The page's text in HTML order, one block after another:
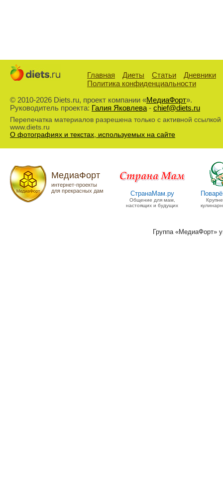
Главная Диеты Статьи
Дневники
Политика конфиденциальности
© 2010-2026 Diets.ru, проект компании «МедиаФорт».
Руководитель проекта: Галия Яковлева- chief@diets.ru
Перепечатка материалов разрешена только с активной ссылкой
www.diets.ru
О фотографиях и текстах, используемых на сайте
МедиаФорт
интернет-проекты
для прекрасных дам
СтранаМам.ру
Общение для мам,
настоящих и будущих
Группа «МедиаФорт»